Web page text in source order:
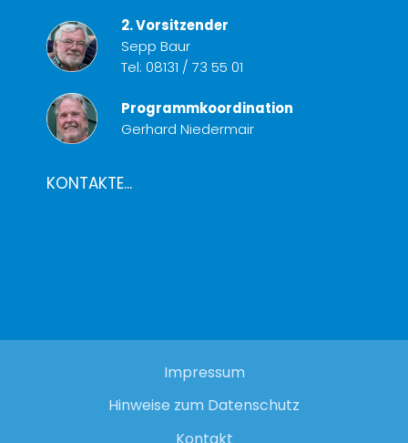
2. Vorsitzender
Sepp Baur
Tel: 08131 / 73 55 01
Programmkoordination
Gerhard Niedermair
KONTAKTE...
Impressum
Hinweise zum Datenschutz